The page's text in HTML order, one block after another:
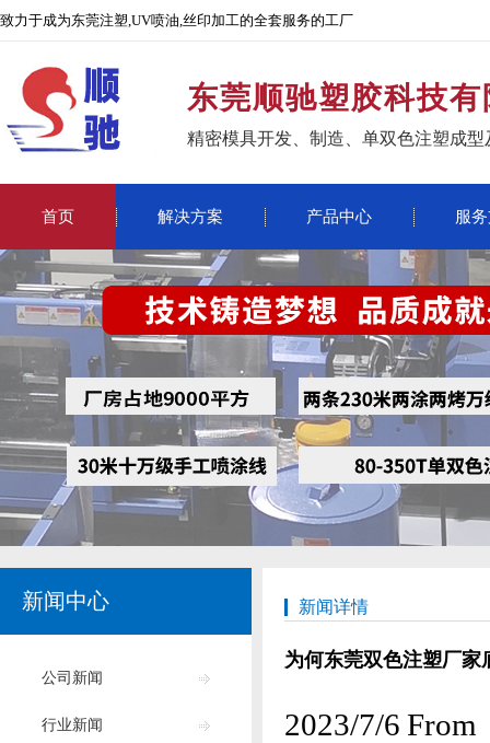
致力于成为东莞注塑,UV喷油,丝印加工的全套服务的工厂
东莞顺驰塑胶科技
精密模具开发、制造、单双色注塑成
首页 解决方案 产品中心 服
新闻中心
公司新闻
行业新闻
新闻详情
为何东莞双色注塑厂
2023/7/6